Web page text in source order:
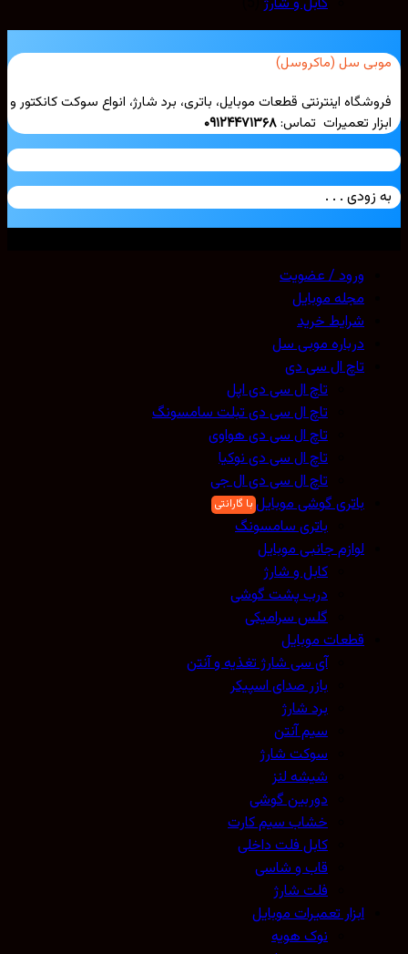
سل (ماکروسل)
اینترنتی قطعات موبایل، باتری، برد شارژ، انواع سوکت کانکتور و
تعمیرات تماس:۰۹۱۲۴۴۷۱۳۶۸
زودی . . .
ورود / عضویت
مجله موبایل
شرایط خرید
درباره موبی سل
تاچ ال سی دی
تاچ ال سی دی اپل
تاچ ال سی دی تبلت سامسونگ
تاچ ال سی دی هواوی
تاچ ال سی دی نوکیا
تاچ ال سی دی ال جی
باتری گوشی موبایل
باتری سامسونگ
لوازم جانبی موبایل
کابل و شارژ
درب پشت گوشی
گلس سرامیکی
قطعات موبایل
آی سی شارژ تغذیه و آنتن
بازر صدای اسپیکر
برد شارژ
سیم آنتن
سوکت شارژ
شیشه لنز
دوربین گوشی
خشاب سیم کارت
کابل فلت داخلی
قاب و شاسی
فلت شارژ
ابزار تعمیرات موبایل
نوک هویه